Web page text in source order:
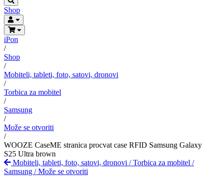
Shop
iPon
/
Shop
/
Mobiteli, tableti, foto, satovi, dronovi
/
Torbica za mobitel
/
Samsung
/
Može se otvoriti
/
WOOZE CaseME stranica procvat case RFID Samsung Galaxy
S25 Ultra brown
Mobiteli, tableti, foto, satovi, dronovi /Torbica za mobitel /
Samsung /Može se otvoriti